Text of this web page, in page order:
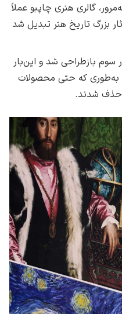
گالری هنری چاپبو عملاً
بزرگ تاریخ هنر تبدیل شد
برای بار سوم بازطراحی شد و این‌بار
به‌طوری که حتی محصولات
حذف شدند.